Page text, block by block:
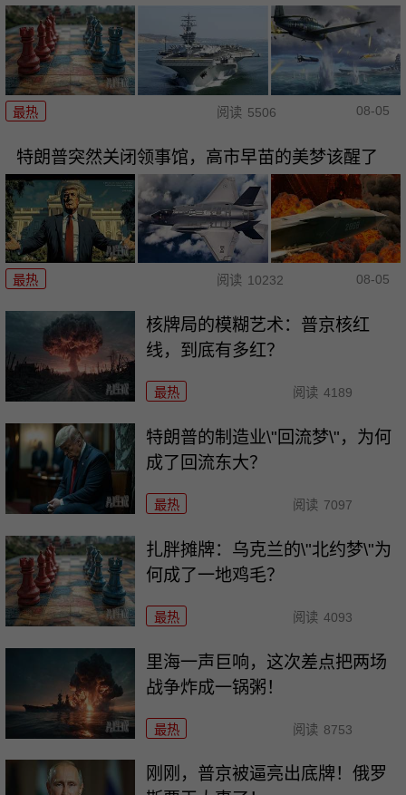
最热 阅读 5506 08-05
特朗普突然关闭领事馆，高市早苗的美梦该醒了
最热 阅读 10232 08-05
核牌局的模糊艺术：普京核红
线，到底有多红？
最热 阅读 4189
特朗普的制造业\"回流梦\"，为何
成了回流东大？
最热 阅读 7097
扎胖摊牌：乌克兰的\"北约梦\"为
何成了一地鸡毛？
最热 阅读 4093
里海一声巨响，这次差点把两场
战争炸成一锅粥！
最热 阅读 8753
刚刚，普京被逼亮出底牌！俄罗